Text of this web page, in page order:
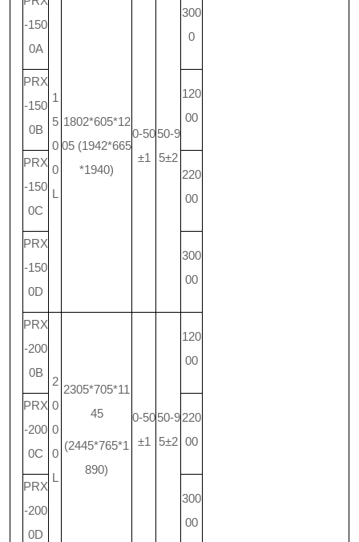
-150
0A
1
5
0
0
L
1802*605*12
05 (1942*665
*1940)
0-50
±1
50-9
5±2
300
0
PRX
-150
0B
120
00
PRX
-150
0C
220
00
PRX
-150
0D
300
00
PRX
-200
0B
2
0
0
0
L
2305*705*11
45
(2445*765*1
890)
0-50
±1
50-9
5±2
120
00
PRX
-200
0C
220
00
PRX
-200
0D
300
00